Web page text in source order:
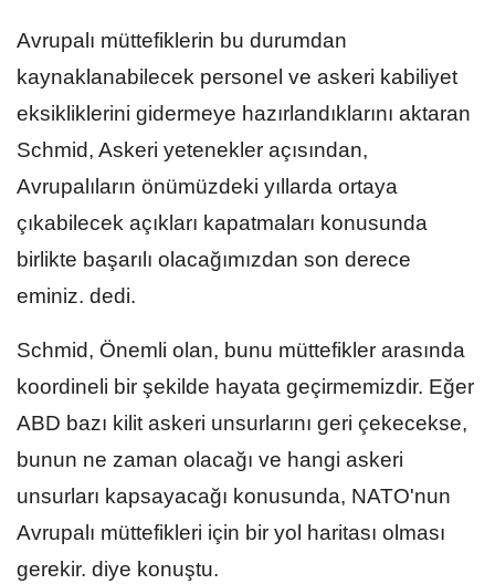
Avrupalı müttefiklerin bu durumdan
kaynaklanabilecek personel ve askeri kabiliyet
eksikliklerini gidermeye hazırlandıklarını aktaran
Schmid, Askeri yetenekler açısından,
Avrupalıların önümüzdeki yıllarda ortaya
çıkabilecek açıkları kapatmaları konusunda
birlikte başarılı olacağımızdan son derece
eminiz. dedi.
Schmid, Önemli olan, bunu müttefikler arasında
koordineli bir şekilde hayata geçirmemizdir. Eğer
ABD bazı kilit askeri unsurlarını geri çekecekse,
bunun ne zaman olacağı ve hangi askeri
unsurları kapsayacağı konusunda, NATO'nun
Avrupalı müttefikleri için bir yol haritası olması
gerekir. diye konuştu.